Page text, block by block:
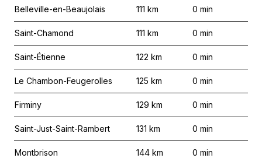
Belleville-en-Beaujolais 111 km 0 min
Saint-Chamond 111 km 0 min
Saint-Étienne 122 km 0 min
Le Chambon-Feugerolles 125 km 0 min
Firminy 129 km 0 min
Saint-Just-Saint-Rambert 131 km 0 min
Montbrison 144 km 0 min